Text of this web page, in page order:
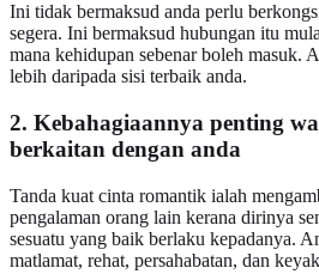
Ini tidak bermaksud anda perlu
segera. Ini bermaksud hubungan itu
mana kehidupan sebenar boleh masuk.
lebih daripada sisi terbaik anda.
2. Kebahagiaannya penting
berkaitan dengan anda
Tanda kuat cinta romantik ialah
pengalaman orang lain kerana dirinya
sesuatu yang baik berlaku kepadanya.
matlamat, rehat, persahabatan, dan